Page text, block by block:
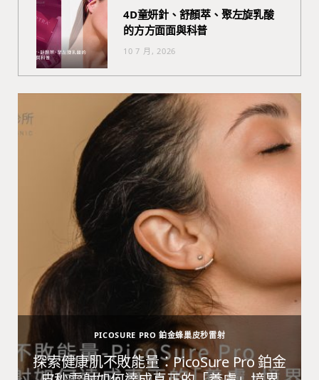
4D童妍針、舒顏萃、聚左旋乳酸
的方方面面與科普
10 7 月, 2026
PICOSURE PRO 鉑金蜂巢皮秒雷射
探索健康肌不敗能量：PicoSure Pro 鉑金